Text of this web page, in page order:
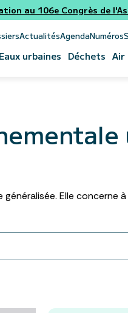
au 106e Congrès de
ActualitésAgendaNuméros
Eaux urbaines Déchets Air
Elle concerne à